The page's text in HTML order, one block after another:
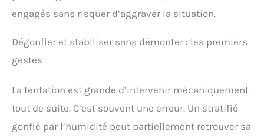
engagés sans risquer d’aggraver la situation.
Dégonfler et stabiliser sans démonter : les premiers
gestes
La tentation est grande d’intervenir mécaniquement
tout de suite. C’est souvent une erreur. Un stratifié
gonflé par l’humidité peut partiellement retrouver sa